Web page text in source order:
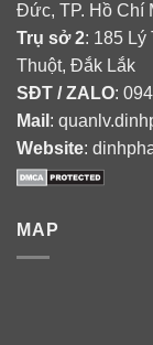
Đức, TP. Hồ Chí
Trụ sở 2: 185 Lý
Thuột, Đắk Lắk
SĐT / ZALO:
Mail :
Website:
MAP